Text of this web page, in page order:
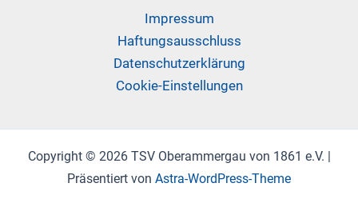
Impressum
Haftungsausschluss
Datenschutzerklärung
Cookie-Einstellungen
Copyright © 2026 TSV Oberammergau von 1861 e.V. |
Präsentiert von Astra-WordPress-Theme